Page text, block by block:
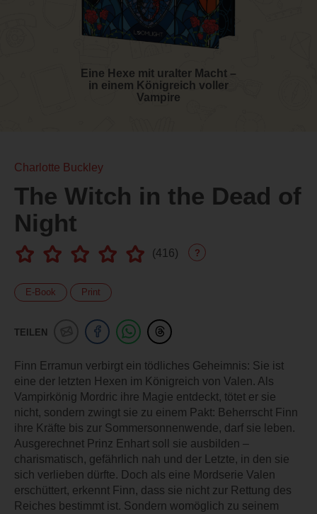
Eine Hexe mit uralter Macht –
in einem Königreich voller
Vampire
Charlotte Buckley
The Witch in the Dead of
Night
(416) ?
E-Book Print
TEILEN
Finn Erramun verbirgt ein tödliches Geheimnis: Sie ist
eine der letzten Hexen im Königreich von Valen. Als
Vampirkönig Mordric ihre Magie entdeckt, tötet er sie
nicht, sondern zwingt sie zu einem Pakt: Beherrscht Finn
ihre Kräfte bis zur Sommersonnenwende, darf sie leben.
Ausgerechnet Prinz Enhart soll sie ausbilden –
charismatisch, gefährlich nah und der Letzte, in den sie
sich verlieben dürfte. Doch als eine Mordserie Valen
erschüttert, erkennt Finn, dass sie nicht zur Rettung des
Reiches bestimmt ist. Sondern womöglich zu seinem